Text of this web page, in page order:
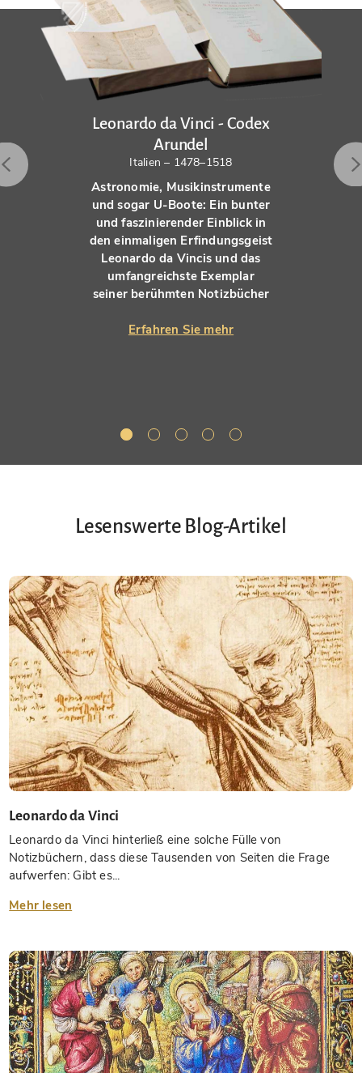
Leonardo da Vinci - Codex
Arundel
Italien – 1478–1518
Astronomie, Musikinstrumente
und sogar U-Boote: Ein bunter
und faszinierender Einblick in
den einmaligen Erfindungsgeist
Leonardo da Vincis und das
umfangreichste Exemplar
seiner berühmten Notizbücher
Erfahren Sie mehr
Lesenswerte Blog-Artikel
Leonardo da Vinci
Leonardo da Vinci hinterließ eine solche Fülle von
Notizbüchern, dass diese Tausenden von Seiten die Frage
aufwerfen: Gibt es...
Mehr lesen